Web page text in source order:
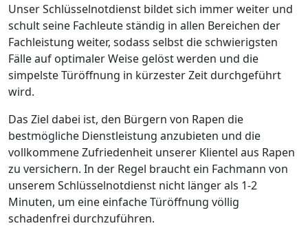
Unser Schlüsselnotdienst bildet sich immer weiter und
schult seine Fachleute ständig in allen Bereichen der
Fachleistung weiter, sodass selbst die schwierigsten
Fälle auf optimaler Weise gelöst werden und die
simpelste Türöffnung in kürzester Zeit durchgeführt
wird.
Das Ziel dabei ist, den Bürgern von Rapen die
bestmögliche Dienstleistung anzubieten und die
vollkommene Zufriedenheit unserer Klientel aus Rapen
zu versichern. In der Regel braucht ein Fachmann von
unserem Schlüsselnotdienst nicht länger als 1-2
Minuten, um eine einfache Türöffnung völlig
schadenfrei durchzuführen.